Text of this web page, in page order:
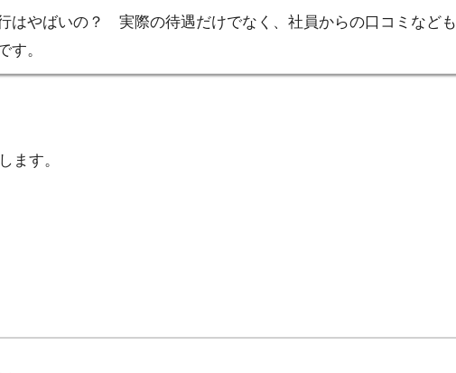
はやばいの？ 実際の待遇だけでなく、社員からの口コミなども
す。
ます。